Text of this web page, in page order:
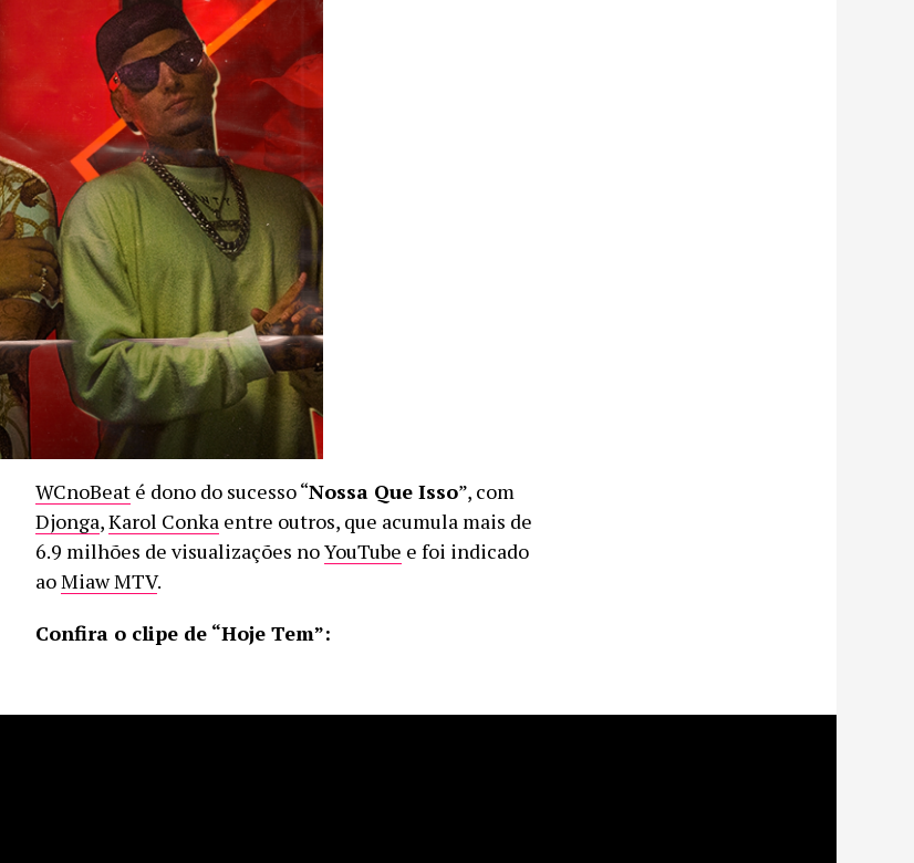
WCnoBeat é dono do sucesso “Nossa Que Isso”, com
Djonga,Karol Conka entre outros, que acumula mais de
6.9 milhões de visualizações noYouTube e foi indicado
aoMiaw MTV.
Confira o clipe de “Hoje Tem”: